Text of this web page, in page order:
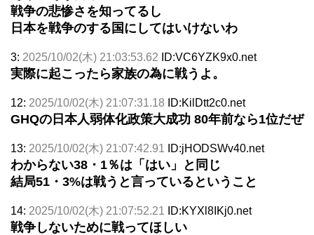
戦争の悲惨さを知ってるし
日本を戦争のする国にしてはいけないわ
3: 2025/10/02(木) 21:03:53.62 ID:VC6YZK9x0.net
実際に起こったら家族の為に戦うよ。
12: 2025/10/02(木) 21:07:31.18 ID:KilDtt2c0.net
GHQの日本人弱体化政策大成功 80年前なら1位だぜ
13: 2025/10/02(木) 21:07:42.91 ID:jHODSWv40.net
わからない38・1％は「はい」と同じ
結局51・3%は戦うと言っているということ
14: 2025/10/02(木) 21:07:52.21 ID:KYXl8IKj0.net
戦争しないために戦ってほしい